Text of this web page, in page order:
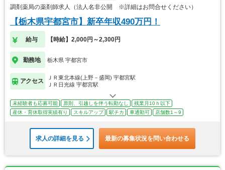
調剤薬局の薬剤師求人（法人名非公開 ※詳細はお問合せください）
【栃木県宇都宮市】新卒年収490万円！
給与 【時給】2,000円～2,300円
勤務地 栃木県 宇都宮市
アクセス
ＪＲ東北本線(上野－盛岡) 宇都宮駅
ＪＲ日光線 宇都宮駅
未経験者も応募可能 原則、引越しを伴う転勤なし
残業月10ｈ以下
産休・育休取得実績有り
スキルアップ 駅チカ 車通勤可 店舗数1～9
求人の詳細を見る 最新の募集状況を問い合わせる